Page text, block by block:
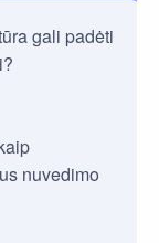
gali padėti
nuvedimo